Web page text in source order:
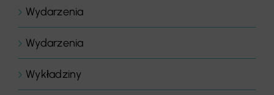
Wydarzenia
Wydarzenia
Wykładziny